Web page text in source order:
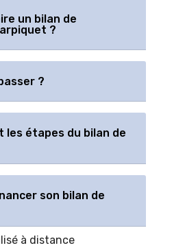
un bilan de
?
?
les étapes du bilan de
son bilan de
à distance